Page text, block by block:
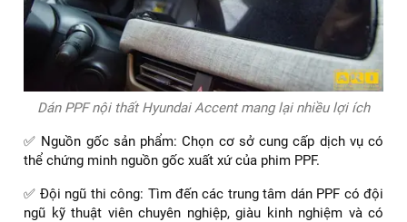
Dán PPF nội thất Hyundai Accent mang lại nhiều lợi ích
✅ Nguồn gốc sản phẩm: Chọn cơ sở cung cấp dịch vụ có
thể chứng minh nguồn gốc xuất xứ của phim PPF.
✅ Đội ngũ thi công: Tìm đến các trung tâm dán PPF có đội
ngũ kỹ thuật viên chuyên nghiệp, giàu kinh nghiệm và có